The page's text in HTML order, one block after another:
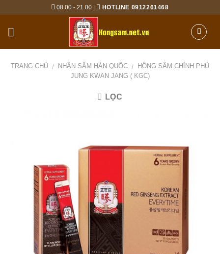
content
08.00 - 21.00 | HOTLINE 0912261468
TRANG CHỦ / NHÂN SÂM HÀN QUỐC /
HỒNG SÂM CHÍNH PHỦ
JUNG KWAN JANG ( KGC)
LỌC